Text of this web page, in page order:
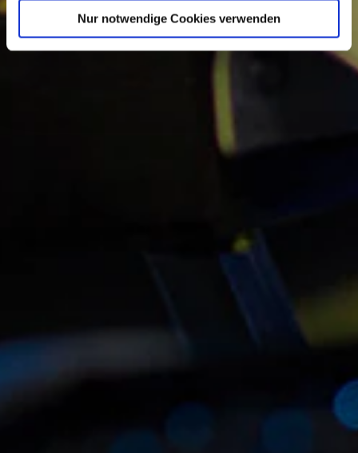
Nur notwendige Cookies verwenden